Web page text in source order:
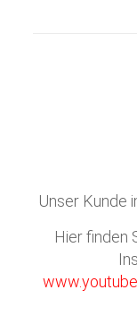
Unser Kunde
Hier finden